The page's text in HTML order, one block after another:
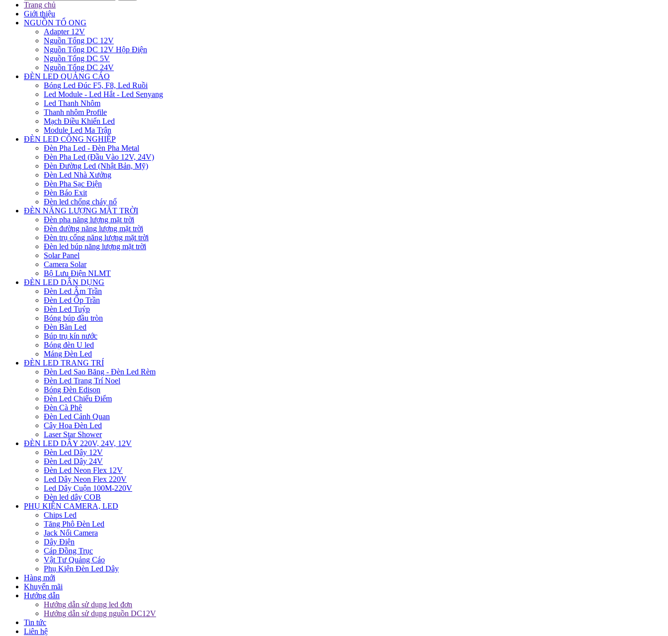
Trang chủ
Giới thiệu
NGUỒN TỔ ONG
Adapter 12V
Nguồn Tổng DC 12V
Nguồn Tổng DC 12V Hộp Điện
Nguồn Tổng DC 5V
Nguồn Tổng DC 24V
ĐÈN LED QUẢNG CÁO
Bóng Led Đúc F5, F8, Led Ruồi
Led Module - Led Hắt - Led Senyang
Led Thanh Nhôm
Thanh nhôm Profile
Mạch Điều Khiển Led
Module Led Ma Trận
ĐÈN LED CÔNG NGHIỆP
Đèn Pha Led - Đèn Pha Metal
Đèn Pha Led (Đầu Vào 12V, 24V)
Đèn Đường Led (Nhật Bản, Mỹ)
Đèn Led Nhà Xưởng
Đèn Pha Sạc Điện
Đèn Báo Exit
Đèn led chống cháy nổ
ĐÈN NĂNG LƯỢNG MẶT TRỜI
Đèn pha năng lượng mặt trời
Đèn đường năng lượng mặt trời
Đèn trụ cổng năng lượng mặt trời
Đèn led búp năng lượng mặt trời
Solar Panel
Camera Solar
Bộ Lưu Điện NLMT
ĐÈN LED DÂN DỤNG
Đèn Led Âm Trần
Đèn Led Ốp Trần
Đèn Led Tuýp
Bóng búp đầu tròn
Đèn Bàn Led
Búp trụ kín nước
Bóng đèn U led
Máng Đèn Led
ĐÈN LED TRANG TRÍ
Đèn Led Sao Băng - Đèn Led Rèm
Đèn Led Trang Trí Noel
Bóng Đèn Edison
Đèn Led Chiếu Điểm
Đèn Cà Phê
Đèn Led Cảnh Quan
Cây Hoa Đèn Led
Laser Star Shower
ĐÈN LED DÂY 220V, 24V, 12V
Đèn Led Dây 12V
Đèn Led Dây 24V
Đèn Led Neon Flex 12V
Led Dây Neon Flex 220V
Led Dây Cuộn 100M-220V
Đèn led dây COB
PHỤ KIỆN CAMERA, LED
Chips Led
Tăng Phô Đèn Led
Jack Nối Camera
Dây Điện
Cáp Đồng Trục
Vật Tư Quảng Cáo
Phụ Kiện Đèn Led Dây
Hàng mới
Khuyến mãi
Hướng dẫn
Hướng dẫn sử dụng led đơn
Hướng dẫn sử dụng nguồn DC12V
Tin tức
Liên hệ